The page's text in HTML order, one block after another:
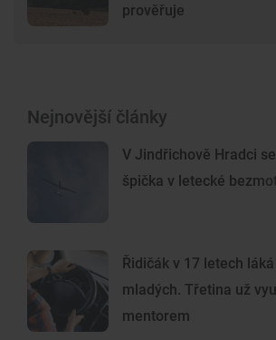
prověřuje
Nejnovější články
V Jindřichově Hradci
špička v letecké
Řidičák v 17 letech
mladých. Třetina už
mentorem